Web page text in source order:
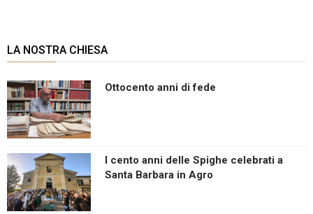
LA NOSTRA CHIESA
Ottocento anni di fede
I cento anni delle Spighe celebrati a
Santa Barbara in Agro